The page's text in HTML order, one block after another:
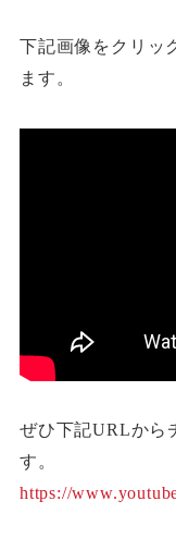
下記画像をクリッ
ます。
ぜひ下記URLから
す。
https://